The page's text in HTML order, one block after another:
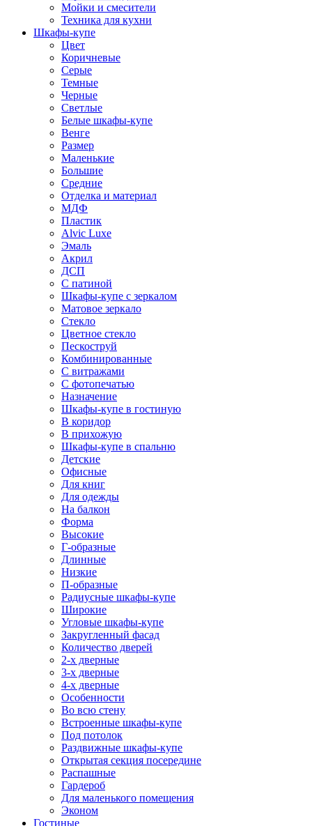
Мойки и смесители
Техника для кухни
Шкафы-купе
Цвет
Коричневые
Серые
Темные
Черные
Светлые
Белые шкафы-купе
Венге
Размер
Маленькие
Большие
Средние
Отделка и материал
МДФ
Пластик
Alvic Luxe
Эмаль
Акрил
ДСП
С патиной
Шкафы-купе с зеркалом
Матовое зеркало
Стекло
Цветное стекло
Пескоструй
Комбинированные
С витражами
С фотопечатью
Назначение
Шкафы-купе в гостиную
В коридор
В прихожую
Шкафы-купе в спальню
Детские
Офисные
Для книг
Для одежды
На балкон
Форма
Высокие
Г-образные
Длинные
Низкие
П-образные
Радиусные шкафы-купе
Широкие
Угловые шкафы-купе
Закругленный фасад
Количество дверей
2-х дверные
3-х дверные
4-х дверные
Особенности
Во всю стену
Встроенные шкафы-купе
Под потолок
Раздвижные шкафы-купе
Открытая секция посередине
Распашные
Гардероб
Для маленького помещения
Эконом
Гостиные